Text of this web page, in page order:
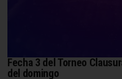
Fecha 3 del Torneo
del domingo